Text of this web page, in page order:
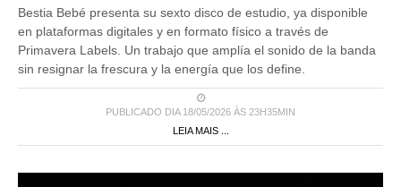
Bestia Bebé presenta su sexto disco de estudio, ya disponible
en plataformas digitales y en formato físico a través de
Primavera Labels. Un trabajo que amplía el sonido de la banda
sin resignar la frescura y la energía que los define.
PUBLICADO DIA 18/05/2026 ÀS 23H35MIN
LEIA MAIS ...